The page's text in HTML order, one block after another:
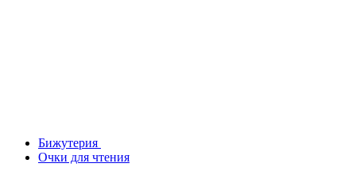
Бижутерия
Очки для чтения